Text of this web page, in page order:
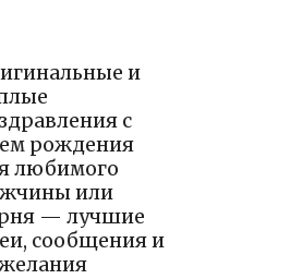
и
с
рождения
любимого
или
— лучшие
сообщения и